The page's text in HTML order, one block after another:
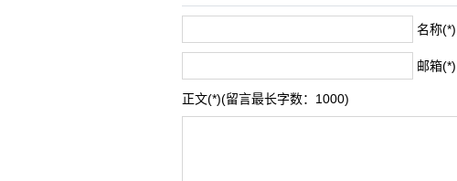
名称(*)
邮箱(*)
正文(*)(留言最长字数：1000)